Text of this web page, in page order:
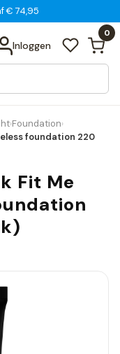
Inloggen
0
alle resultaten
›Foundation›
foundation 220
Fit Me